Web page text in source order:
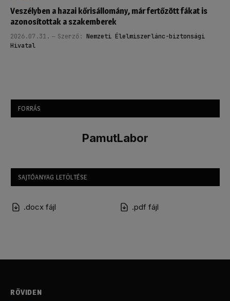
Veszélyben a hazai kőrisállomány, már fertőzött fákat is
azonosítottak a szakemberek
2026.07.31. Szerző: Nemzeti Élelmiszerlánc-biztonsági
Hivatal
FORRÁS
PamutLabor
SAJTÓANYAG LETÖLTÉSE
.docx fájl .pdf fájl
RÖVIDEN